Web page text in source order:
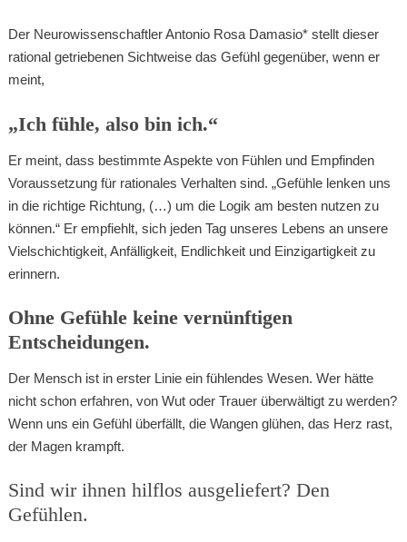
Der Neurowissenschaftler Antonio Rosa Damasio* stellt dieser
rational getriebenen Sichtweise das Gefühl gegenüber, wenn er
meint,
„Ich fühle, also bin ich.“
Er meint, dass bestimmte Aspekte von Fühlen und Empfinden
Voraussetzung für rationales Verhalten sind. „Gefühle lenken uns
in die richtige Richtung, (…) um die Logik am besten nutzen zu
können.“ Er empfiehlt, sich jeden Tag unseres Lebens an unsere
Vielschichtigkeit, Anfälligkeit, Endlichkeit und Einzigartigkeit zu
erinnern.
Ohne Gefühle keine vernünftigen
Entscheidungen.
Der Mensch ist in erster Linie ein fühlendes Wesen. Wer hätte
nicht schon erfahren, von Wut oder Trauer überwältigt zu werden?
Wenn uns ein Gefühl überfällt, die Wangen glühen, das Herz rast,
der Magen krampft.
Sind wir ihnen hilflos ausgeliefert? Den
Gefühlen.